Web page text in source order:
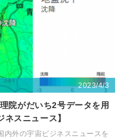
2023/4/3
院がだいち2号データを用
スニュース】
内外の宇宙ビジネスニュースを